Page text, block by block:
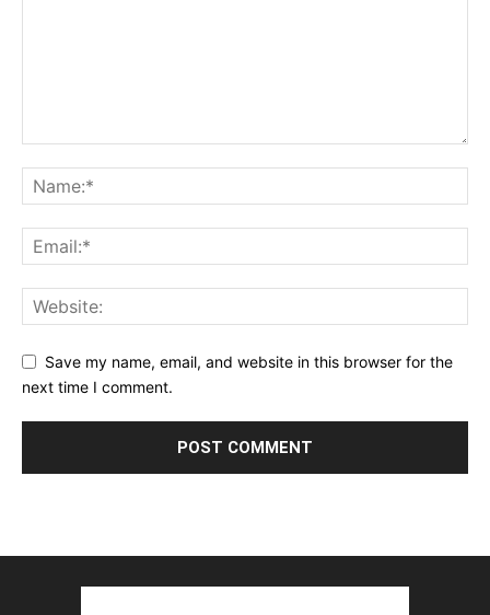
Save my name, email, and website in this browser for the
next time I comment.